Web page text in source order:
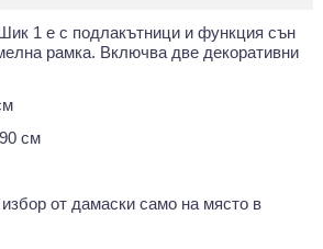
1 е с подлакътници и функция сън
рамка. Включва две декоративни
см
от дамаски само на място в